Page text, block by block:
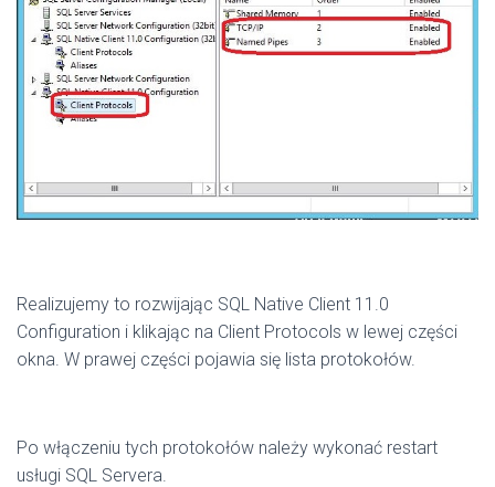
Realizujemy to rozwijając SQL Native Client 11.0
Configuration i klikając na Client Protocols w lewej części
okna. W prawej części pojawia się lista protokołów.
Po włączeniu tych protokołów należy wykonać restart
usługi SQL Servera.